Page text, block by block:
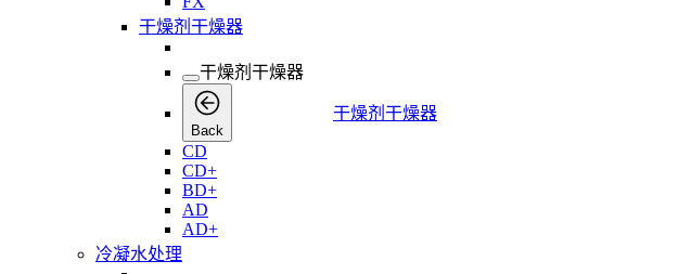
干燥剂干燥器
干燥剂干燥器
Back
干燥剂干燥器
CD
CD+
BD+
AD
AD+
冷凝水处理